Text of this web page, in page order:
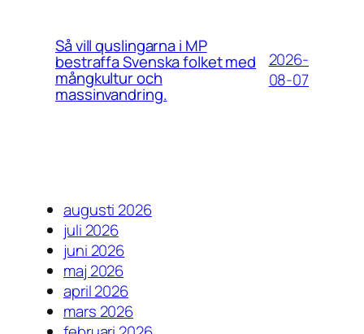
Så vill quslingarna i MP
bestraffa Svenska folket med
mångkultur och
massinvandring.
2026-
08-07
augusti 2026
juli 2026
juni 2026
maj 2026
april 2026
mars 2026